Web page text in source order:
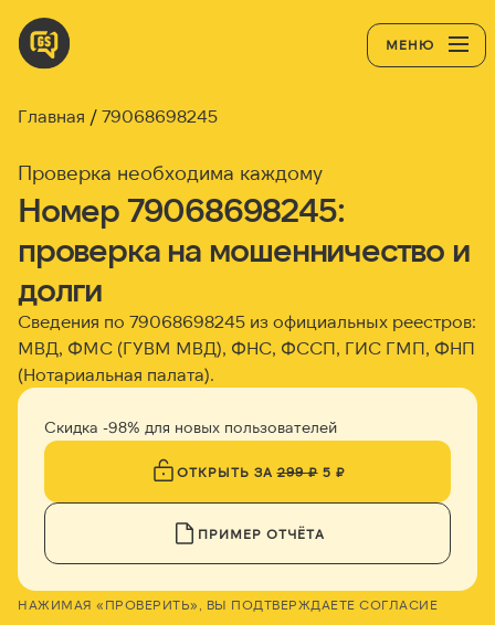
МЕНЮ
Главная 79068698245
Проверка необходима каждому
Номер 79068698245:
проверка на мошенничество и
долги
Сведения по 79068698245 из официальных реестров:
МВД, ФМС (ГУВМ МВД), ФНС, ФССП, ГИС ГМП, ФНП
(Нотариальная палата).
Скидка -98% для новых пользователей
ОТКРЫТЬ ЗА299 ₽5 ₽
ПРИМЕР ОТЧЁТА
НАЖИМАЯ «ПРОВЕРИТЬ», ВЫ ПОДТВЕРЖДАЕТЕ СОГЛАСИЕ